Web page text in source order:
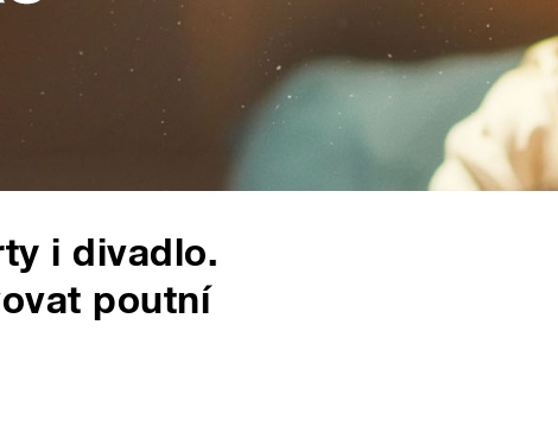
i divadlo.
poutní